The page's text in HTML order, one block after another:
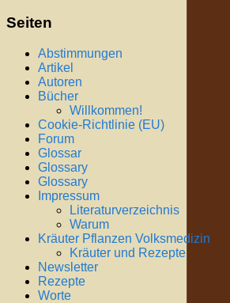
Seiten
Abstimmungen
Artikel
Autoren
Bücher
Willkommen!
Cookie-Richtlinie (EU)
Forum
Glossar
Glossary
Glossary
Impressum
Literaturverzeichnis
Warum
Kräuter Pflanzen Volksmedizin
Kräuter und Rezepte
Newsletter
Rezepte
Worte